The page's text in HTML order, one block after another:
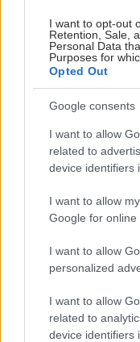
I want to opt-out
Retention, Sale,
Personal Data
Purposes for
Opted Out
Google consents
I want to allow
related to
device identifiers
I want to allow
Google for online
I want to allow
personalized
I want to allow
related to
device identifiers
ΜΠΕΙΤΕ ΣΤΗ
ΣΗΜΕΡΑ ΣΤΟ